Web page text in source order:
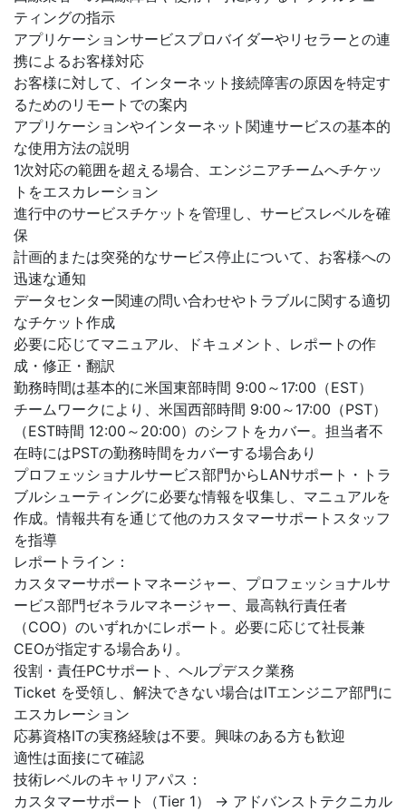
ティングの指示
アプリケーションサービスプロバイダーやリセラーとの連
携によるお客様対応
お客様に対して、インターネット接続障害の原因を特定す
るためのリモートでの案内
アプリケーションやインターネット関連サービスの基本的
な使用方法の説明
1次対応の範囲を超える場合、エンジニアチームへチケッ
トをエスカレーション
進行中のサービスチケットを管理し、サービスレベルを確
保
計画的または突発的なサービス停止について、お客様への
迅速な通知
データセンター関連の問い合わせやトラブルに関する適切
なチケット作成
必要に応じてマニュアル、ドキュメント、レポートの作
成・修正・翻訳
勤務時間は基本的に米国東部時間 9:00～17:00（EST）
チームワークにより、米国西部時間 9:00～17:00（PST）
（EST時間 12:00～20:00）のシフトをカバー。担当者不
在時にはPSTの勤務時間をカバーする場合あり
プロフェッショナルサービス部門からLANサポート・トラ
ブルシューティングに必要な情報を収集し、マニュアルを
作成。情報共有を通じて他のカスタマーサポートスタッフ
を指導
レポートライン：
カスタマーサポートマネージャー、プロフェッショナルサ
ービス部門ゼネラルマネージャー、最高執行責任者
（COO）のいずれかにレポート。必要に応じて社長兼
CEOが指定する場合あり。
役割・責任PCサポート、ヘルプデスク業務
Ticket を受領し、解決できない場合はITエンジニア部門に
エスカレーション
応募資格ITの実務経験は不要。興味のある方も歓迎
適性は面接にて確認
技術レベルのキャリアパス：
カスタマーサポート（Tier 1） → アドバンストテクニカル